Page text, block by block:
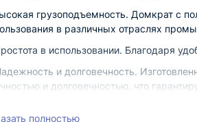
грузоподъемность. Домкрат с
в различных отраслях
в использовании. Благодаря
и долговечность.
и долговечностью, что
полностью